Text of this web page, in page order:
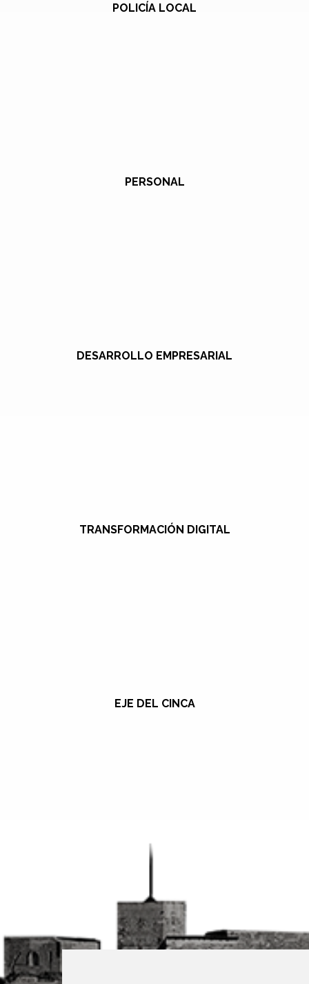
POLICÍA LOCAL
PERSONAL
DESARROLLO EMPRESARIAL
TRANSFORMACIÓN DIGITAL
EJE DEL CINCA